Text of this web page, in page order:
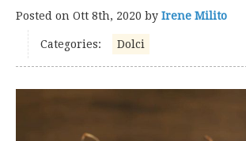
Posted on Ott 8th, 2020 by Irene Milito
Categories: Dolci